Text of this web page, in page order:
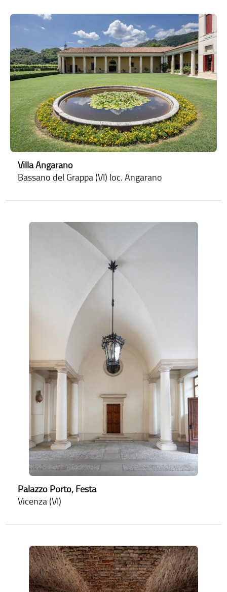
Villa Angarano
Bassano del Grappa (VI) loc. Angarano
Palazzo Porto, Festa
Vicenza (VI)